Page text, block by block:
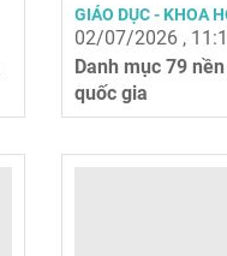
GIÁO DỤC - KHOA
02/07/2026 ,
Danh mục 79
quốc gia